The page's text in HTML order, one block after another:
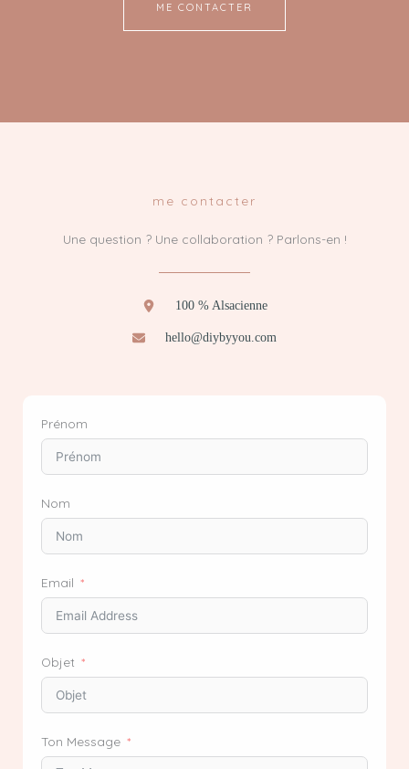
ME CONTACTER
me contacter
Une question ? Une collaboration ? Parlons-en !
100 % Alsacienne
hello@diybyyou.com
Prénom
Nom
Email
Objet
Ton Message